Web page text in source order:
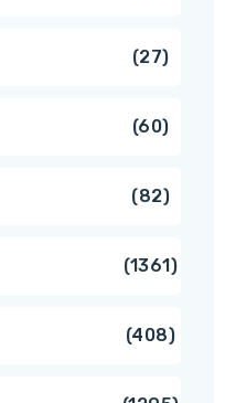
2727
6060
8282
13611361
408408